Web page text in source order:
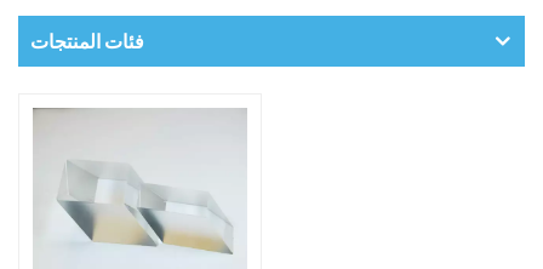
فئات المنتجات